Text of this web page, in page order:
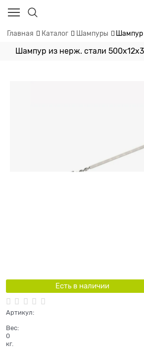
Главная Каталог Шампуры Шампур
Шампур из нерж. стали
Есть в наличии
Артикул:
Вес:
0
кг.